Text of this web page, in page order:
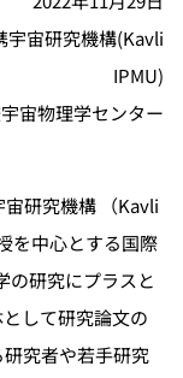
宇宙研究機構(Kavli
IPMU)
宙物理学センター
研究機構 （Kavli
を中心とする国際
の研究にプラスと
して研究論文の
究者や若手研究